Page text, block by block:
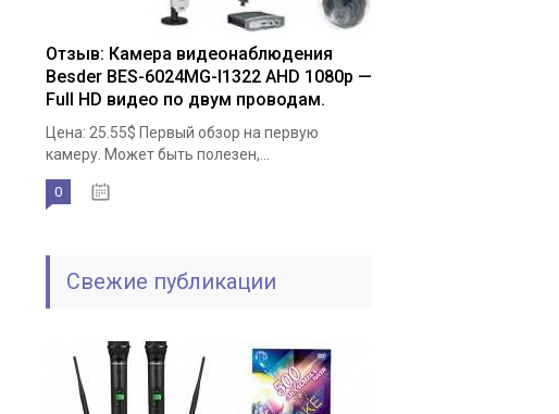
Отзыв: Камера видеонаблюдения
Besder BES-6024MG-I1322 AHD 1080p —
Full HD видео по двум проводам.
Цена: 25.55$ Первый обзор на первую
камеру. Может быть полезен,...
0
Свежие публикации